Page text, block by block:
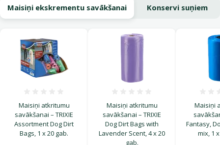
Maisiņi ekskrementu savākšanai Konservi suņiem
Maisiņi atkritumu
savākšanai – TRIXIE
Assortment Dog Dirt
Bags, 1 x 20 gab.
Maisiņi atkritumu
savākšanai – TRIXIE
Dog Dirt Bags with
Lavender Scent, 4 x 20
gab.
Maisiņi
Fantasy,
mix, 1